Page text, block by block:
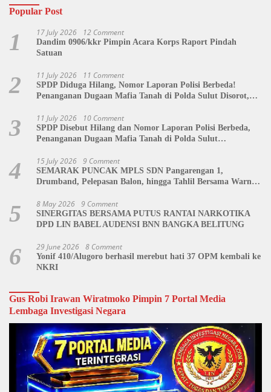
Popular Post
1 17 July 2026 12 Comment
Dandim 0906/kkr Pimpin Acara Korps Raport Pindah
Satuan
2 11 July 2026 11 Comment
SPDP Diduga Hilang, Nomor Laporan Polisi Berbeda!
Penanganan Dugaan Mafia Tanah di Polda Sulut Disorot,
3 11 July 2026 10 Comment
SPDP Disebut Hilang dan Nomor Laporan Polisi Berbeda,
Penanganan Dugaan Mafia Tanah di Polda Sulut
4 15 July 2026 9 Comment
SEMARAK PUNCAK MPLS SDN Pangarengan 1,
Drumband, Pelepasan Balon, hingga Tahlil Bersama Warnai
5 8 May 2026 9 Comment
SINERGITAS BERSAMA PUTUS RANTAI NARKOTIKA
DPD LIN BABEL AUDENSI BNN BANGKA BELITUNG
6 29 June 2026 8 Comment
Yonif 410/Alugoro berhasil merebut hati 37 OPM kembali ke
NKRI
Gus Robi Irawan Wiratmoko Pimpin 7 Portal Media
Lembaga Investigasi Negara
Video
Player